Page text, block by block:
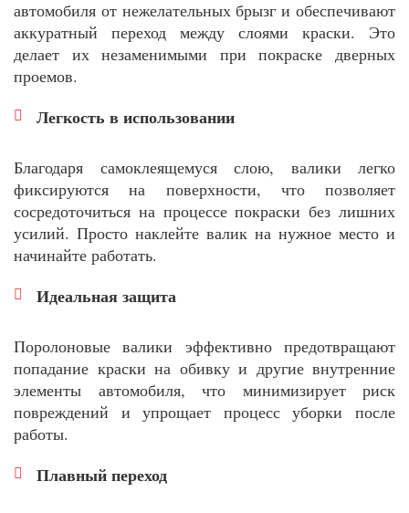
автомобиля от нежелательных брызг и обеспечивают
аккуратный переход между слоями краски. Это
делает их незаменимыми при покраске дверных
проемов.
Легкость в использовании
Благодаря самоклеящемуся слою, валики легко
фиксируются на поверхности, что позволяет
сосредоточиться на процессе покраски без лишних
усилий. Просто наклейте валик на нужное место и
начинайте работать.
Идеальная защита
Поролоновые валики эффективно предотвращают
попадание краски на обивку и другие внутренние
элементы автомобиля, что минимизирует риск
повреждений и упрощает процесс уборки после
работы.
Плавный переход